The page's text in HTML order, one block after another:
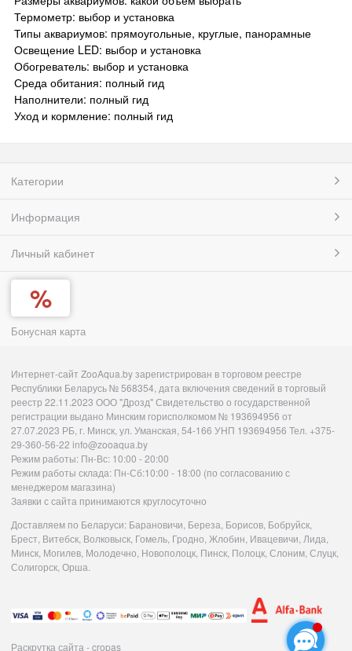
Термометр: выбор и установка
Типы аквариумов: прямоугольные, круглые, панорамные
Освещение LED: выбор и установка
Обогреватель: выбор и установка
Среда обитания: полный гид
Наполнители: полный гид
Уход и кормление: полный гид
Категории
Информация
Личный кабинет
Бонусная карта
Интернет-сайт ZooAqua.by зарегистрирован в торговом реестре
Республики Беларусь № 568354, дата включения сведений в торговый
реестр 22.11.2023 ООО "Дрозд" Свидетельство о государственной
регистрации выдано Минским горисполкомом № 193694956 от
27.07.2023 РБ, г. Минск, ул. Уманская, 54-166 УНП 193694956 Тел. +375-
29-360-56-22 info@zooaqua.by
Режим работы: Пн-Вс: 10:00 - 20:00
Режим работы склада: Пн-Сб:10:00 - 18:00 (по согласованию с
менеджером магазина)
Заявки с сайта принимаются круглосуточно
Доставляем по Беларуси: Барановичи, Береза, Борисов, Бобруйск,
Брест, Витебск, Волковыск, Гомель, Гродно, Жлобин, Ивацевичи, Лида,
Минск, Могилев, Молодечно, Новополоцк, Пинск, Полоцк, Слоним, Слуцк,
Солигорск, Орша.
Раскрутка сайта - cropas